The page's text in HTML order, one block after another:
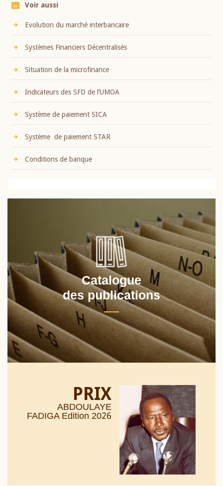
Voir aussi
Evolution du marché interbancaire
Systèmes Financiers Décentralisés
Situation de la microfinance
Indicateurs des SFD de l’UMOA
Système de paiement SICA
Système de paiement STAR
Conditions de banque
Catalogue
des publications
PRIX
ABDOULAYE
FADIGA Edition 2026